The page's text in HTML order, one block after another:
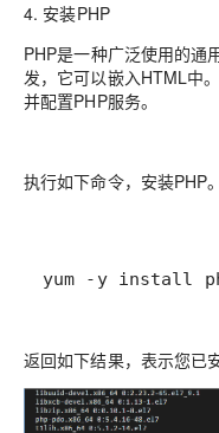
4. 安装PHP
PHP是一种广泛使用的通
发，它可以嵌入HTML中
并配置PHP服务。
执行如下命令，安装PHP。
yum -y install
返回如下结果，表示您已